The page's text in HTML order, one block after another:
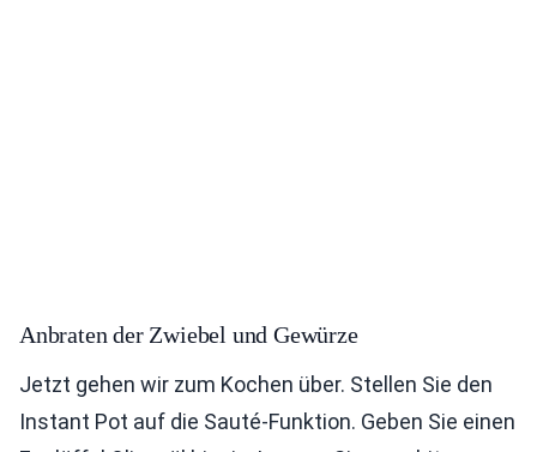
Anbraten der Zwiebel und Gewürze
Jetzt gehen wir zum Kochen über. Stellen Sie den
Instant Pot auf die Sauté-Funktion. Geben Sie einen